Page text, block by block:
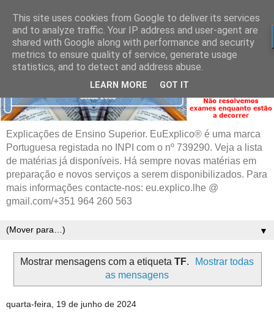
Explicações de Ensino Superior. EuExplico® é uma marca
Portuguesa registada no INPI com o nº 739290. Veja a lista
de matérias já disponíveis. Há sempre novas matérias em
preparação e novos serviços a serem disponibilizados. Para
mais informações contacte-nos: eu.explico.lhe @
gmail.com/+351 964 260 563
▼
Mostrar mensagens com a etiqueta TF.
Mostrar todas
as mensagens
quarta-feira, 19 de junho de 2024
This site uses cookies from Google to deliver its services
and to analyze traffic. Your IP address and user-agent are
shared with Google along with performance and security
metrics to ensure quality of service, generate usage
statistics, and to detect and address abuse.
LEARN MORE GOT IT